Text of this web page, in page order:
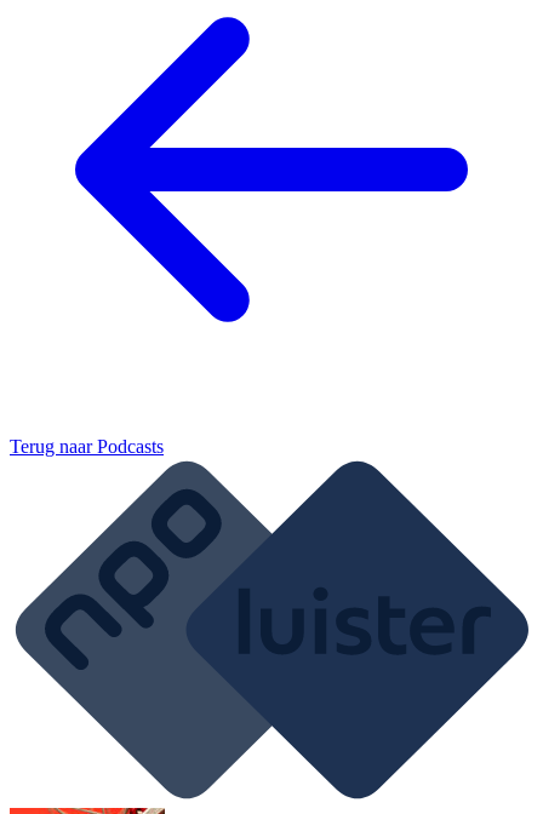
Terug naarPodcasts